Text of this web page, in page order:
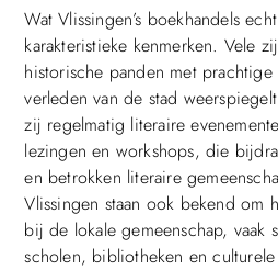
Wat Vlissingen’s boekhandels
karakteristieke kenmerken. Vele
historische panden met
verleden van de stad
zij regelmatig literaire
lezingen en workshops, die
en betrokken literaire
Vlissingen staan ook bekend om
bij de lokale gemeenschap, vaak
scholen, bibliotheken en